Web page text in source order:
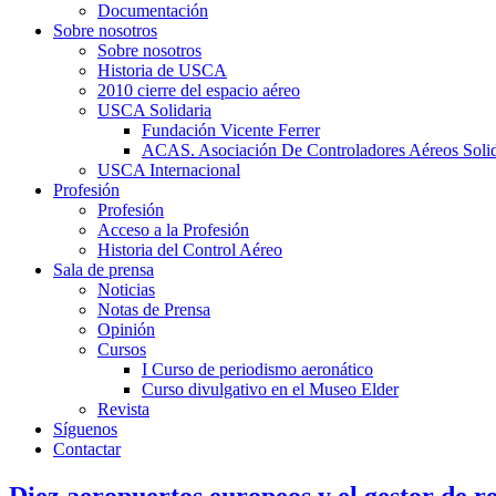
Documentación
Sobre nosotros
Sobre nosotros
Historia de USCA
2010 cierre del espacio aéreo
USCA Solidaria
Fundación Vicente Ferrer
ACAS. Asociación De Controladores Aéreos
USCA Internacional
Profesión
Profesión
Acceso a la Profesión
Historia del Control Aéreo
Sala de prensa
Noticias
Notas de Prensa
Opinión
Cursos
I Curso de periodismo aeronático
Curso divulgativo en el Museo Elder
Revista
Síguenos
Contactar